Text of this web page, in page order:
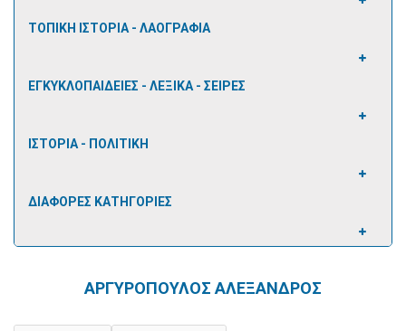
ΤΟΠΙΚΗ ΙΣΤΟΡΙΑ - ΛΑΟΓΡΑΦΙΑ
ΕΓΚΥΚΛΟΠΑΙΔΕΙΕΣ - ΛΕΞΙΚΑ - ΣΕΙΡΕΣ
ΙΣΤΟΡΙΑ - ΠΟΛΙΤΙΚΗ
ΔΙΑΦΟΡΕΣ ΚΑΤΗΓΟΡΙΕΣ
ΑΡΓΥΡΟΠΟΥΛΟΣ ΑΛΕΞΑΝΔΡΟΣ